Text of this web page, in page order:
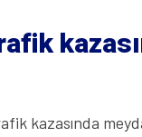
kazasında